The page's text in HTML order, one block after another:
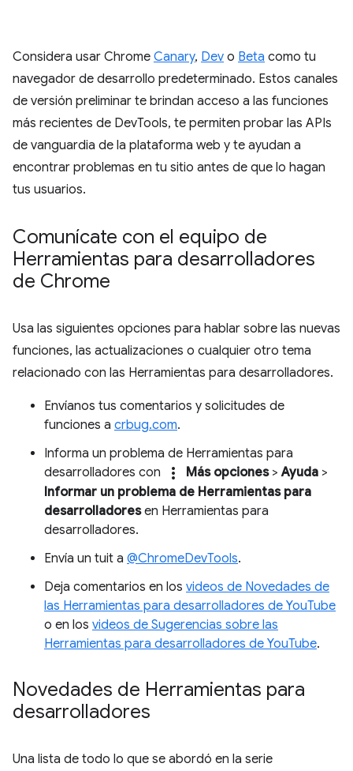
Considera usar Chrome Canary, Dev o Beta como tu
navegador de desarrollo predeterminado. Estos canales
de versión preliminar te brindan acceso a las funciones
más recientes de DevTools, te permiten probar las APIs
de vanguardia de la plataforma web y te ayudan a
encontrar problemas en tu sitio antes de que lo hagan
tus usuarios.
Comunícate con el equipo de
Herramientas para desarrolladores
de Chrome
Usa las siguientes opciones para hablar sobre las nuevas
funciones, las actualizaciones o cualquier otro tema
relacionado con las Herramientas para desarrolladores.
Envíanos tus comentarios y solicitudes de
funciones a crbug.com.
Informa un problema de Herramientas para
desarrolladores con
more_vert Más opciones>Ayuda >
Informar un problema de Herramientas para
desarrolladoresen Herramientas para
desarrolladores.
Envía un tuit a @ChromeDevTools.
Deja comentarios en los videos de Novedades de
las Herramientas para desarrolladores de YouTube
o en los videos de Sugerencias sobre las
Herramientas para desarrolladores de YouTube.
Novedades de Herramientas para
desarrolladores
Una lista de todo lo que se abordó en la serie